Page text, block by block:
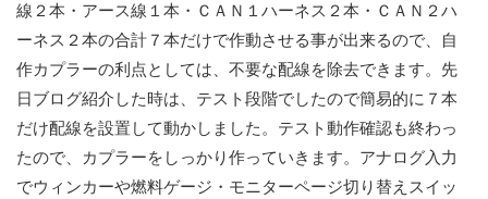
線２本・アース線１本・ＣＡＮ１ハーネス２本・ＣＡＮ２ハ
ーネス２本の合計７本だけで作動させる事が出来るので、自
作カプラーの利点としては、不要な配線を除去できます。先
日ブログ紹介した時は、テスト段階でしたので簡易的に７本
だけ配線を設置して動かしました。テスト動作確認も終わっ
たので、カプラーをしっかり作っていきます。アナログ入力
でウィンカーや燃料ゲージ・モニターページ切り替えスイッ